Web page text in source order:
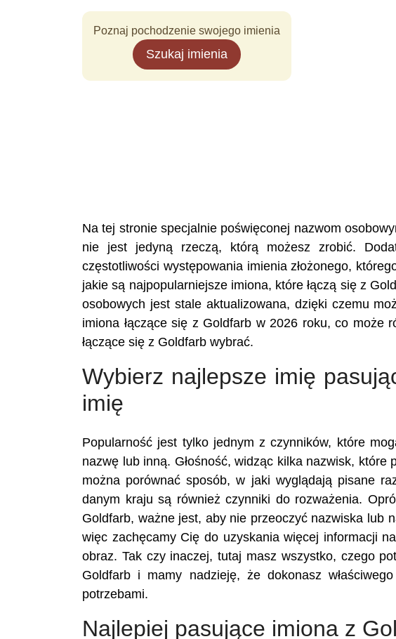
Poznaj pochodzenie swojego imienia
Szukaj imienia
Na tej stronie specjalnie poświęconej nazwom
nie jest jedyną rzeczą, którą możesz zrobić.
częstotliwości występowania imienia złożonego,
jakie są najpopularniejsze imiona, które łączą się z
osobowych jest stale aktualizowana, dzięki czemu
imiona łączące się z Goldfarb w 2026 roku, co może
łączące się z Goldfarb wybrać.
Wybierz najlepsze imię
imię
Popularność jest tylko jednym z czynników, które
nazwę lub inną. Głośność, widząc kilka nazwisk,
można porównać sposób, w jaki wyglądają pisane
danym kraju są również czynniki do rozważenia.
Goldfarb, ważne jest, aby nie przeoczyć nazwiska lub
więc zachęcamy Cię do uzyskania więcej informacji
obraz. Tak czy inaczej, tutaj masz wszystko, czego
Goldfarb i mamy nadzieję, że dokonasz
potrzebami.
Najlepiej pasujące imiona z